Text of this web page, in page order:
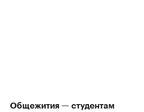
Общежития — студентам